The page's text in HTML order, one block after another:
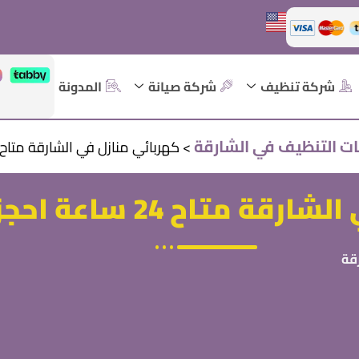
شركة تنظيف شركة صيانة المدونة
التنظيف في الشارقة>كهربائي منازل في الشارقة متاح 24 ساعة احجز
ساعة احجز 0543002626